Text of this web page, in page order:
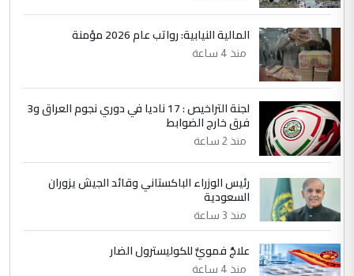
المالية النيابية: رواتب عام 2026 مؤمنة
منذ 4 ساعة
لجنة التراخيص : 17 ناديا في دوري نجوم العراق و3
فرق خارج الضوابط
منذ 2 ساعة
رئيس الوزراء الباكستاني وقائد الجيش يزوران
السعودية
منذ 3 ساعة
علاجٌ فمويٌّ للكوليسترول الضار
منذ 4 ساعة